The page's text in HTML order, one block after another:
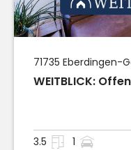
71735 Eberdingen-
WEITBLICK:
3.5
1